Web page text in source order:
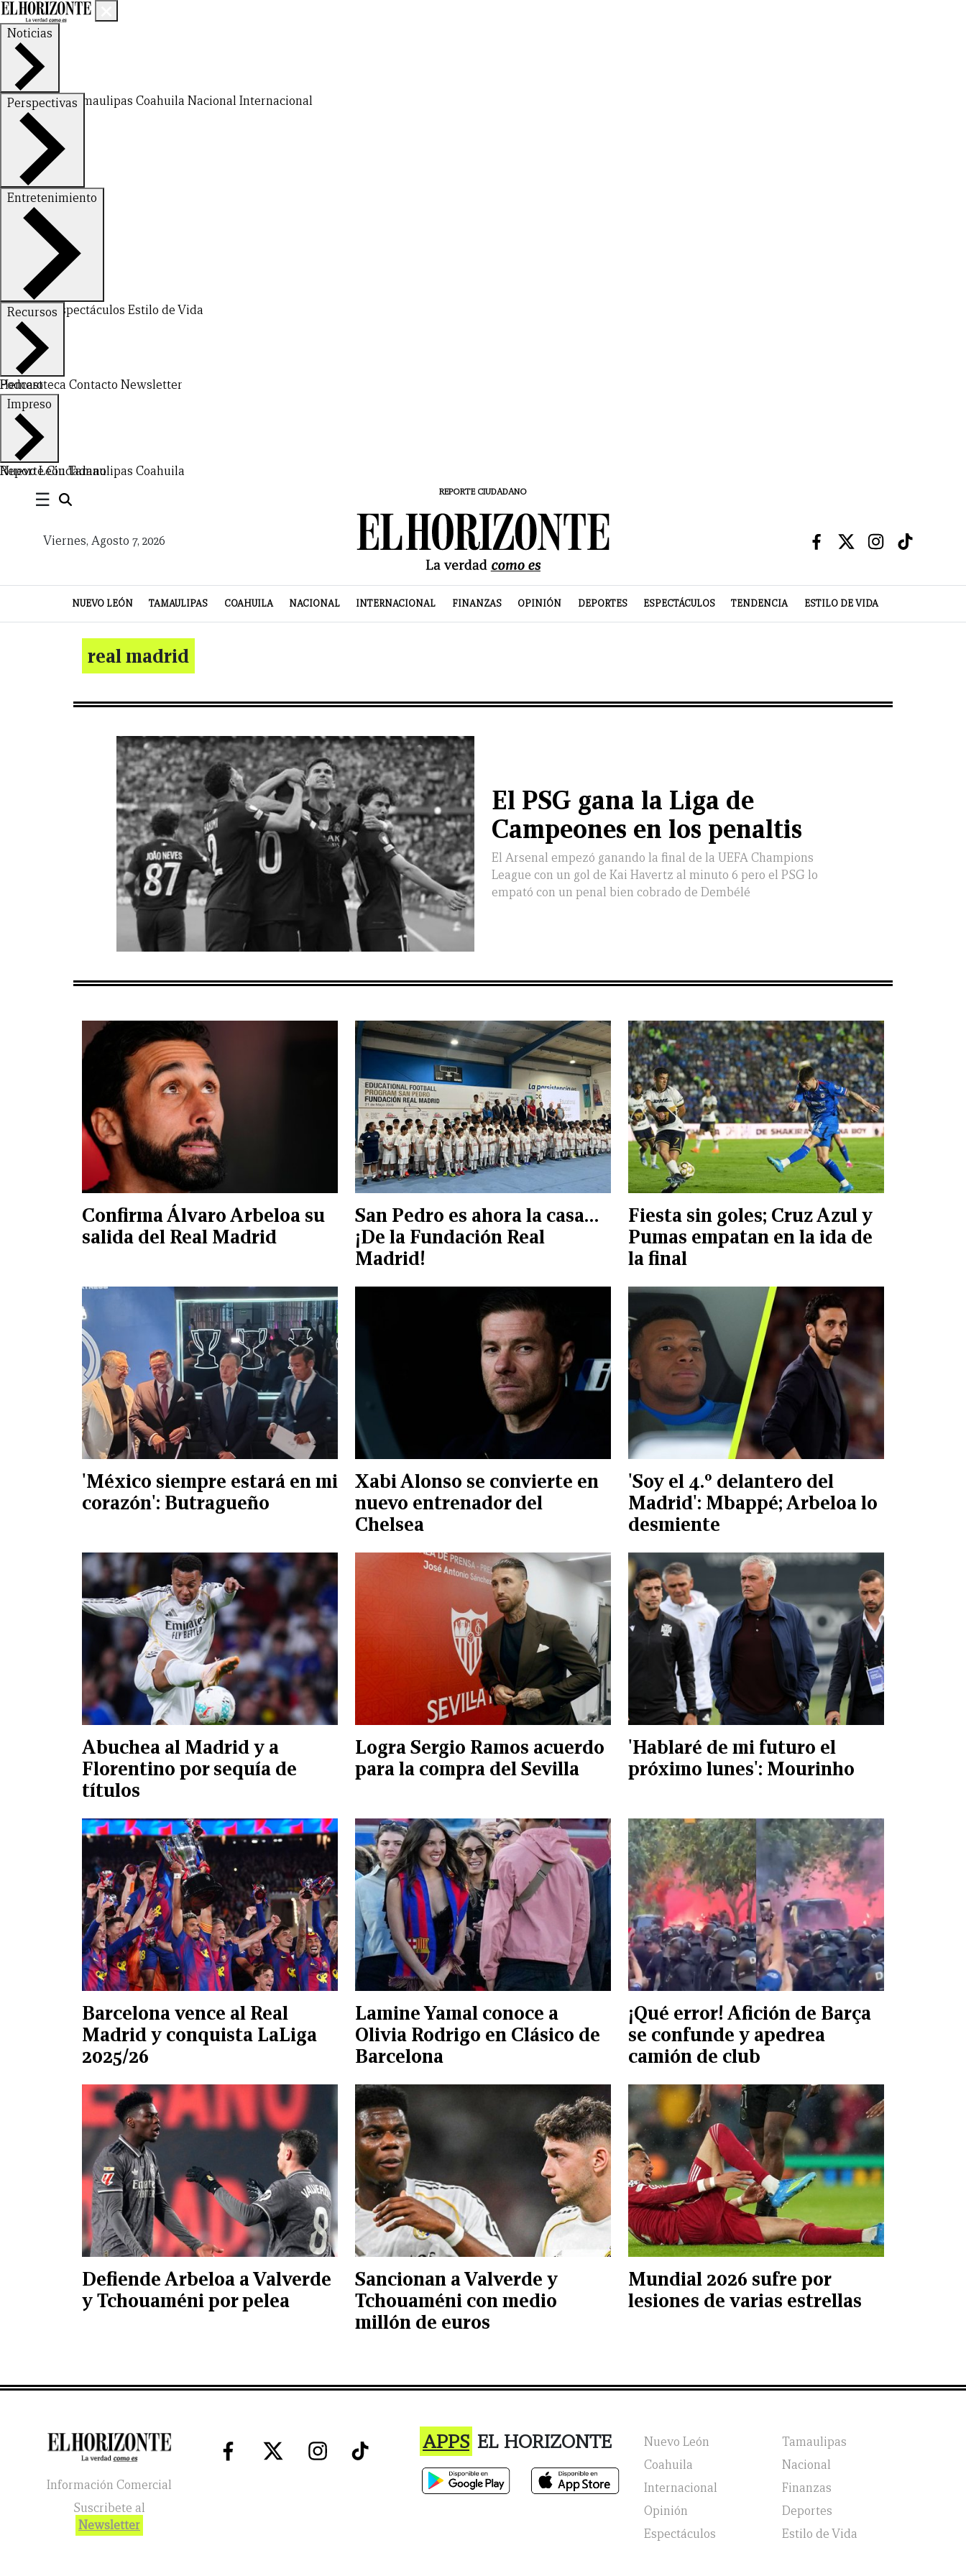
Noticias
Nuevo LeónTamaulipas Coahuila NacionalInternacional
Perspectivas
FinanzasOpinión
Entretenimiento
DeportesEspectáculos Estilo de Vida
Recursos
Hemeroteca Contacto Newsletter
Podcast
Impreso
Nuevo LeónTamaulipas Coahuila
Reporte Ciudadano
☰ REPORTE CIUDADANO
Viernes, Agosto 7, 2026
NUEVO LEÓN TAMAULIPAS COAHUILA NACIONAL INTERNACIONAL FINANZAS OPINIÓN DEPORTES ESPECTÁCULOS TENDENCIA ESTILO DE VIDA
CERRAR
X
NUEVO
LEÓN
TAMAULIPAS
COAHUILA
NACIONAL
INTERNACIONAL
FINANZAS
OPINIÓN
DEPORTES
ESPECTÁCULOS
TENDENCIA
ESTILO
DE
VIDA
PODCAST
CONTACTO
NEWSLETTER
HEMEROTECA
SUPLEMENTOS
real madrid
El PSG gana la Liga de
Campeones en los penaltis
El Arsenal empezó ganando la final de la UEFA Champions
League con un gol de Kai Havertz al minuto 6 pero el PSG lo
empató con un penal bien cobrado de Dembélé
Confirma Álvaro Arbeloa su
salida del Real Madrid
San Pedro es ahora la casa…
¡De la Fundación Real
Madrid!
Fiesta sin goles; Cruz Azul y
Pumas empatan en la ida de
la final
'México siempre estará en mi
corazón': Butragueño
Xabi Alonso se convierte en
nuevo entrenador del
Chelsea
'Soy el 4.º delantero del
Madrid': Mbappé; Arbeloa lo
desmiente
Abuchea al Madrid y a
Florentino por sequía de
títulos
Logra Sergio Ramos acuerdo
para la compra del Sevilla
'Hablaré de mi futuro el
próximo lunes': Mourinho
Barcelona vence al Real
Madrid y conquista LaLiga
2025/26
Lamine Yamal conoce a
Olivia Rodrigo en Clásico de
Barcelona
¡Qué error! Afición de Barça
se confunde y apedrea
camión de club
Defiende Arbeloa a Valverde
y Tchouaméni por pelea
Sancionan a Valverde y
Tchouaméni con medio
millón de euros
Mundial 2026 sufre por
lesiones de varias estrellas
Información Comercial
Suscribete al
Newsletter
APPS EL HORIZONTE Nuevo León
Tamaulipas
Coahuila
Nacional
Internacional
Finanzas
Opinión
Deportes
Espectáculos
Estilo de Vida